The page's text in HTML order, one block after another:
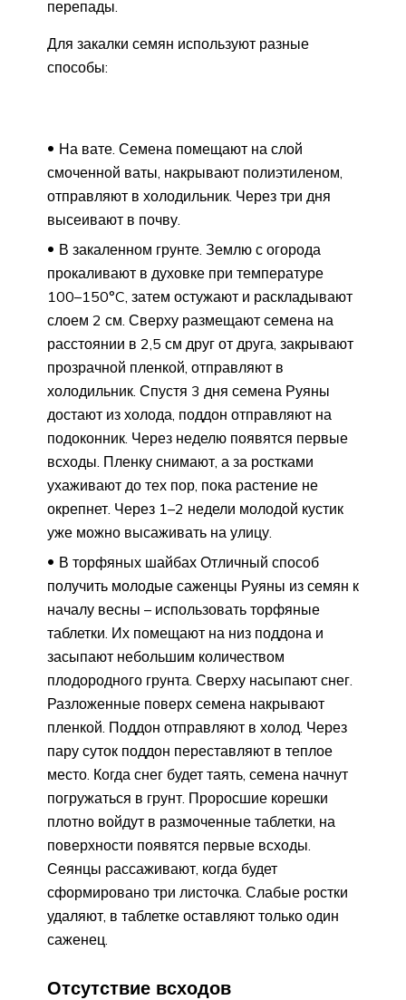
перепады.
Для закалки семян используют разные
способы:
На вате. Семена помещают на слой
смоченной ваты, накрывают полиэтиленом,
отправляют в холодильник. Через три дня
высеивают в почву.
В закаленном грунте. Землю с огорода
прокаливают в духовке при температуре
100–150°C, затем остужают и раскладывают
слоем 2 см. Сверху размещают семена на
расстоянии в 2,5 см друг от друга, закрывают
прозрачной пленкой, отправляют в
холодильник. Спустя 3 дня семена Руяны
достают из холода, поддон отправляют на
подоконник. Через неделю появятся первые
всходы. Пленку снимают, а за ростками
ухаживают до тех пор, пока растение не
окрепнет. Через 1–2 недели молодой кустик
уже можно высаживать на улицу.
В торфяных шайбах Отличный способ
получить молодые саженцы Руяны из семян к
началу весны – использовать торфяные
таблетки. Их помещают на низ поддона и
засыпают небольшим количеством
плодородного грунта. Сверху насыпают снег.
Разложенные поверх семена накрывают
пленкой. Поддон отправляют в холод. Через
пару суток поддон переставляют в теплое
место. Когда снег будет таять, семена начнут
погружаться в грунт. Проросшие корешки
плотно войдут в размоченные таблетки, на
поверхности появятся первые всходы.
Сеянцы рассаживают, когда будет
сформировано три листочка. Слабые ростки
удаляют, в таблетке оставляют только один
саженец.
Отсутствие всходов